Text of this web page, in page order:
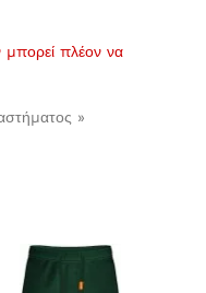
μπορεί πλέον να
»